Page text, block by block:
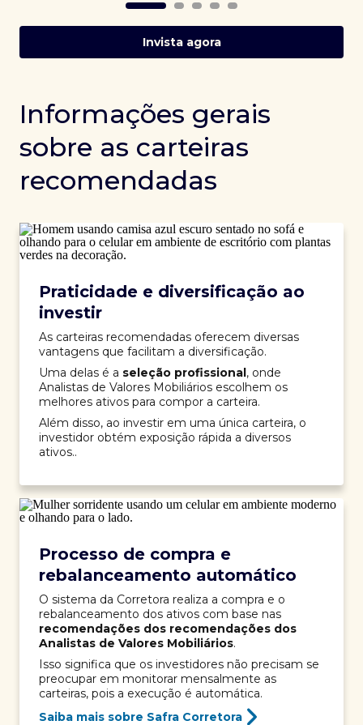
Invista agora
Informações gerais
sobre as carteiras
recomendadas
Praticidade e diversificação ao
investir
As carteiras recomendadas oferecem diversas
vantagens que facilitam a diversificação.
Uma delas é a seleção profissional, onde
Analistas de Valores Mobiliários escolhem os
melhores ativos para compor a carteira.
Além disso, ao investir em uma única carteira, o
investidor obtém exposição rápida a diversos
ativos..
Processo de compra e
rebalanceamento automático
O sistema da Corretora realiza a compra e o
rebalanceamento dos ativos com base nas
recomendações dos recomendações dos
Analistas de Valores Mobiliários.
Isso significa que os investidores não precisam se
preocupar em monitorar mensalmente as
carteiras, pois a execução é automática.
Saiba mais sobre Safra Corretora